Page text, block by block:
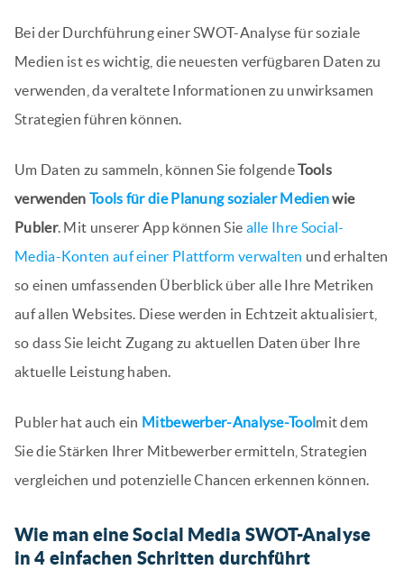
Bei der Durchführung einer SWOT-Analyse für soziale
Medien ist es wichtig, die neuesten verfügbaren Daten zu
verwenden, da veraltete Informationen zu unwirksamen
Strategien führen können.
Um Daten zu sammeln, können Sie folgendeTools
verwendenTools für die Planung sozialer Medienwie
Publer. Mit unserer App können Sie alle Ihre Social-
Media-Konten auf einer Plattform verwalten und erhalten
so einen umfassenden Überblick über alle Ihre Metriken
auf allen Websites. Diese werden in Echtzeit aktualisiert,
so dass Sie leicht Zugang zu aktuellen Daten über Ihre
aktuelle Leistung haben.
Publer hat auch ein Mitbewerber-Analyse-Tool mit dem
Sie die Stärken Ihrer Mitbewerber ermitteln, Strategien
vergleichen und potenzielle Chancen erkennen können.
Wie man eine Social Media SWOT-Analyse
in 4 einfachen Schritten durchführt